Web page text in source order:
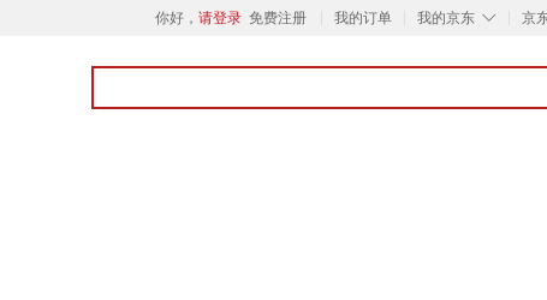
你好， 请登录 免费注册 我的订单 ◇
我的京东 京